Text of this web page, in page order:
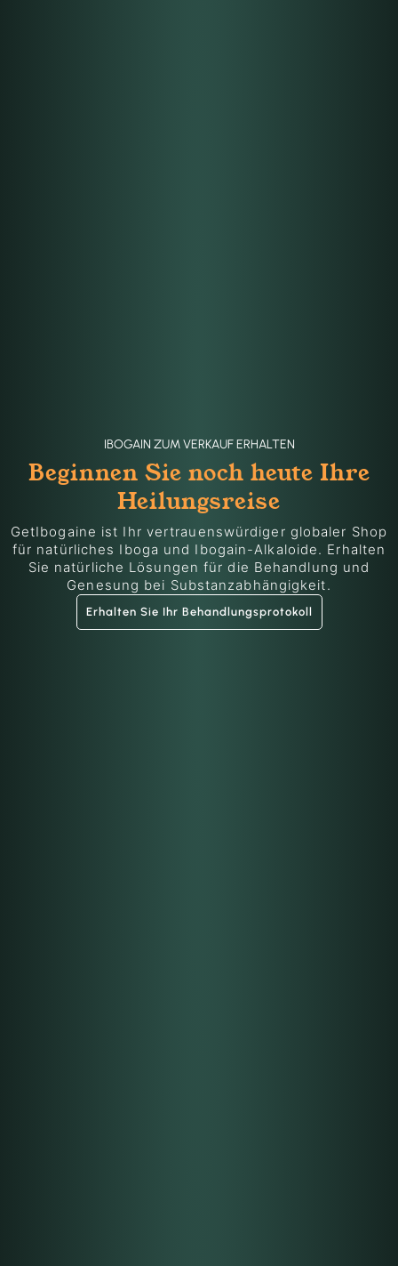
IBOGAIN ZUM VERKAUF ERHALTEN
Beginnen Sie noch heute Ihre
Heilungsreise
GetIbogaine ist Ihr vertrauenswürdiger globaler Shop
für natürliches Iboga und Ibogain-Alkaloide. Erhalten
Sie natürliche Lösungen für die Behandlung und
Genesung bei Substanzabhängigkeit.
Erhalten Sie Ihr Behandlungsprotokoll